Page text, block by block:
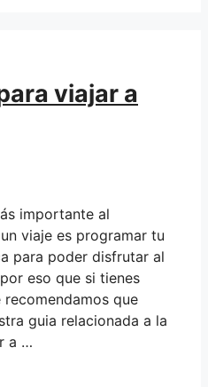
viajar a
importante al
viaje es programar tu
para poder disfrutar al
eso que si tienes
que
guia relacionada a la
a …